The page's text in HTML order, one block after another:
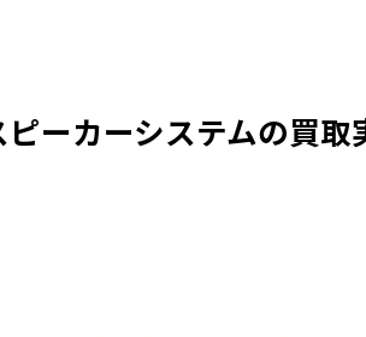
ーカーシステムの買取